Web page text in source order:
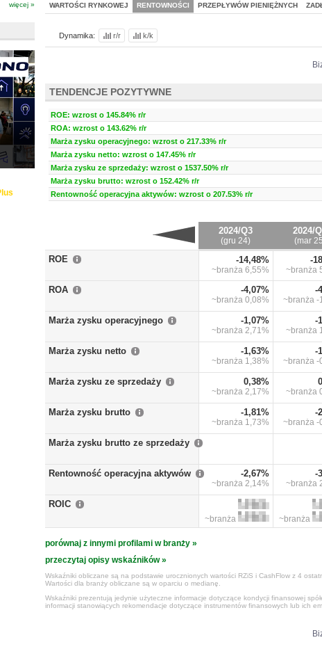
WARTOŚCI RYNKOWEJ RENTOWNOŚCI PRZEPŁYWÓW PIENIĘŻNYCH
Dynamika: r/r k/k
TENDENCJE POZYTYWNE
ROE: wzrost o 145.84% r/r
ROA: wzrost o 143.62% r/r
Marża zysku operacyjnego: wzrost o 217.33% r/r
Marża zysku netto: wzrost o 147.45% r/r
Marża zysku ze sprzedaży: wzrost o 1537.50% r/r
Marża zysku brutto: wzrost o 152.42% r/r
Rentowność operacyjna aktywów: wzrost o 207.53% r/r
2024/Q3
(gru 24)
2024/
(mar
ROE -14,48%
~branża 6,55%
-
~branża
ROA -4,07%
~branża 0,08%
-
~branża -
Marża zysku operacyjnego -1,07%
~branża 2,71%
-
~branża
Marża zysku netto -1,63%
~branża 1,38%
-
~branża -
Marża zysku ze sprzedaży 0,38%
~branża 2,17% ~branża
Marża zysku brutto -1,81%
~branża 1,73%
-
~branża -
Marża zysku brutto ze sprzedaży
Rentowność operacyjna aktywów -2,67%
~branża 2,14%
-
~branża
ROIC
~branża ~branża
porównaj z innymi profilami w branży »
przeczytaj opisy wskaźników »
Wskaźniki obliczane są na podstawie urocznionych wartości RZiS i CashFlow z 4
Wartości dla branży obliczane są w oparciu o medianę.
Wskaźniki prezentują jedynie użyteczne informacje dotyczące kondycji finansowej
informacji stanowiących rekomendacje dotyczące instrumentów finansowych lub ich
więcej »